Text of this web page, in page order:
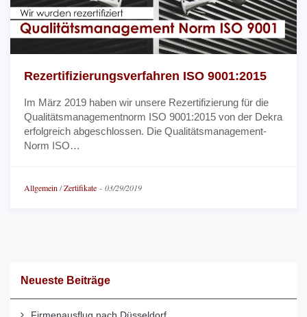
Rezertifizierungsverfahren ISO 9001:2015
Im März 2019 haben wir unsere Rezertifizierung für die
Qualitätsmanagementnorm ISO 9001:2015 von der Dekra
erfolgreich abgeschlossen. Die Qualitätsmanagement-
Norm ISO…
Allgemein /Zertifikate - 03/29/2019
Neueste Beiträge